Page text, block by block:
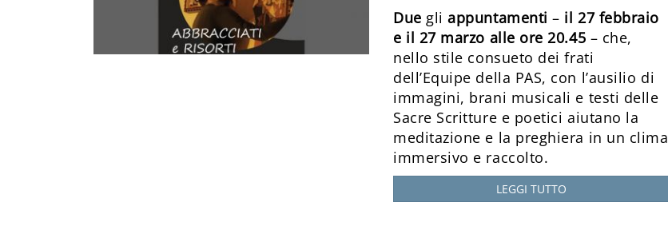
Due gliappuntamenti – il 27 febbraio
e il 27 marzo alle ore 20.45 – che,
nello stile consueto dei frati
dell’Equipe della PAS, con l’ausilio di
immagini, brani musicali e testi delle
Sacre Scritture e poetici aiutano la
meditazione e la preghiera in un clima
immersivo e raccolto.
LEGGI TUTTO